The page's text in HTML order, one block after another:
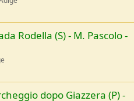
Rodella (S) - M. Pascolo -
dopo Giazzera (P) -